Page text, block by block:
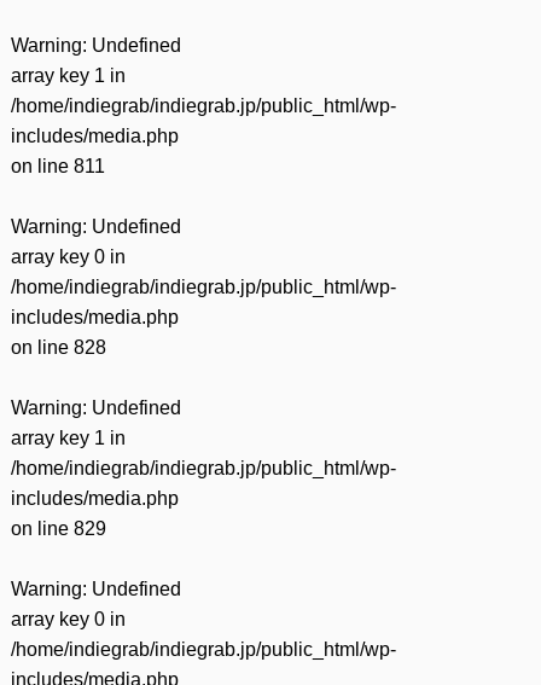
Warning: Undefined
array key 1 in
/home/indiegrab/indiegrab.jp/public_html/wp-
includes/media.php
on line 811
Warning: Undefined
array key 0 in
/home/indiegrab/indiegrab.jp/public_html/wp-
includes/media.php
on line 828
Warning: Undefined
array key 1 in
/home/indiegrab/indiegrab.jp/public_html/wp-
includes/media.php
on line 829
Warning: Undefined
array key 0 in
/home/indiegrab/indiegrab.jp/public_html/wp-
includes/media.php